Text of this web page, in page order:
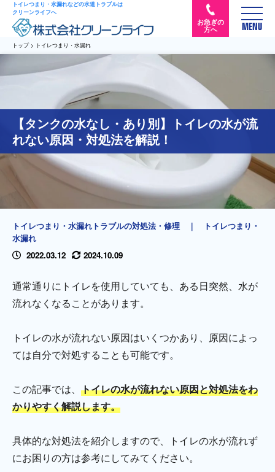
トイレつまり・水漏れなどの水道トラブルは
クリーンライフへ
お急ぎの
方へ
MENU
トップ > トイレつまり・水漏れ
【タンクの水なし・あり別】トイレの水が流
れない原因・対処法を解説！
トイレつまり・水漏れトラブルの対処法・修理 ｜
トイレつまり・
水漏れ
2022.03.12
2024.10.09
通常通りにトイレを使用していても、ある日突然、水が
流れなくなることがあります。
トイレの水が流れない原因はいくつかあり、原因によっ
ては自分で対処することも可能です。
この記事では、 トイレの水が流れない原因と対処法をわ
かりやすく解説します。
具体的な対処法を紹介しますので、トイレの水が流れず
にお困りの方は参考にしてみてください。